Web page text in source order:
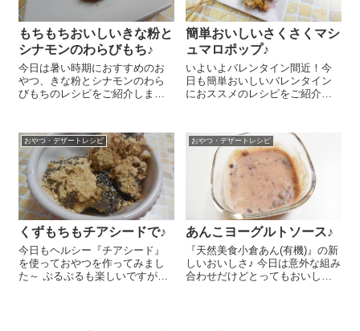
もちもちおいしいきな粉と
シナモンのわらびもち♪
今日は暑い時期におすすめのお
やつ、きな粉とシナモンのわら
びもちのレシピをご紹介しまー
冷えたところで食べるにはぴっ
たりだし、消化機能を高めるの
で食欲がない時にもぴったりな
んですよ～!(...
簡単おいしいさくさくマシ
ュマロポップ♪
いよいよバレンタイン間近！今
日も簡単おいしいバレンタイン
におススメのレシピをご紹介し
ーラがとってもおいしいですよ
～(^-^)/ チョコレート 100gは刻
んで湯せんで溶かしてお...
おやつ・デザートレシピ
くずもちもチアシードで♪
今日もヘルシー『チアシード』
を使っておやつを作ってみまし
た～ ぷるぷるも楽しいですが、
よりもお鍋で練るのが大変じゃ
おやつ・デザートレシピ
あんこヨーグルトソース♪
『天然美食小倉あん(有機)』の新
しいおいしさ♪ 今日は意外な組み
合わせだけどとってもおいしい